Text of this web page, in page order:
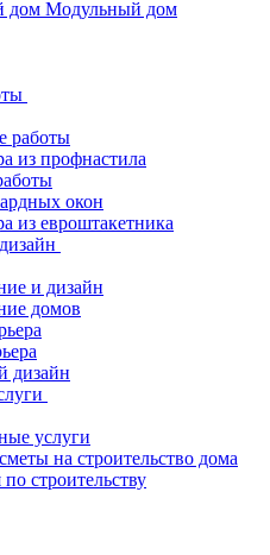
Модульный дом
работы
из профнастила
окон
из евроштакетника
и дизайн
домов
дизайн
услуги
на строительство дома
строительству